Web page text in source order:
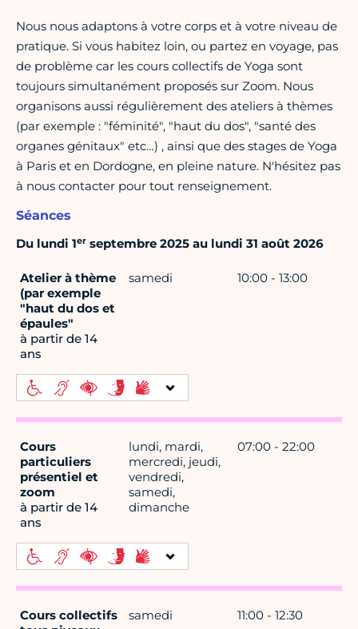
Nous nous adaptons à votre corps et à votre niveau de
pratique. Si vous habitez loin, ou partez en voyage, pas
de problème car les cours collectifs de Yoga sont
toujours simultanément proposés sur Zoom. Nous
organisons aussi régulièrement des ateliers à thèmes
(par exemple : "féminité", "haut du dos", "santé des
organes génitaux" etc…) , ainsi que des stages de Yoga
à Paris et en Dordogne, en pleine nature. N'hésitez pas
à nous contacter pour tout renseignement.
Séances
Du lundi 1er septembre 2025 au lundi 31 août 2026
Atelier à thème
(par exemple
"haut du dos et
épaules"
à partir de 14
ans
samedi 10:00 - 13:00
Cours
particuliers
présentiel et
zoom
à partir de 14
ans
lundi, mardi,
mercredi, jeudi,
vendredi,
samedi,
dimanche
07:00 - 22:00
Cours collectifs
samedi 11:00 - 12:30